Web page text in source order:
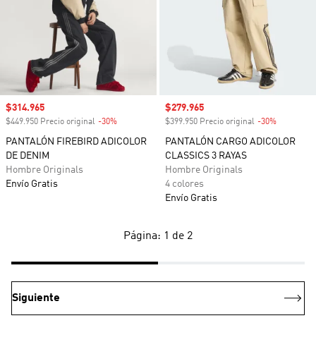
Precio de venta
$314.965
$449.950 Precio original -30%
PANTALÓN FIREBIRD ADICOLOR
DE DENIM
Hombre Originals
Envío Gratis
Precio de venta
$279.965
$399.950 Precio original -30%
PANTALÓN CARGO ADICOLOR
CLASSICS 3 RAYAS
Hombre Originals
4 colores
Envío Gratis
Página: 1 de 2
Siguiente